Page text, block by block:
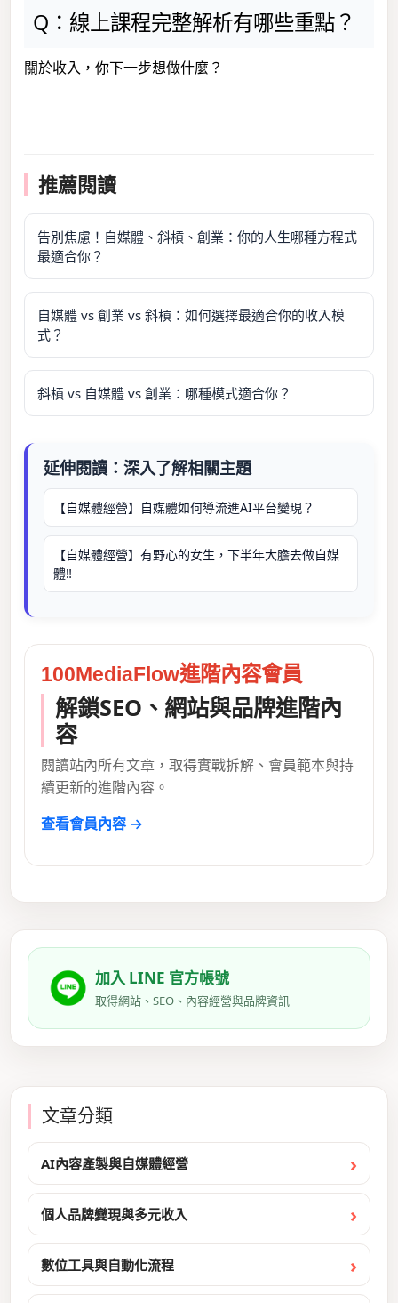
Q：線上課程完整解析有哪些重點？
關於收入，你下一步想做什麼？
推薦閱讀
告別焦慮！自媒體、斜槓、創業：你的人生哪種方程式
最適合你？
自媒體 vs 創業 vs 斜槓：如何選擇最適合你的收入模
式？
斜槓 vs 自媒體 vs 創業：哪種模式適合你？
延伸閱讀：深入了解相關主題
【自媒體經營】自媒體如何導流進AI平台變現？
【自媒體經營】有野心的女生，下半年大膽去做自媒
體‼️
100MediaFlow進階內容會員
解鎖SEO、網站與品牌進階內
容
閱讀站內所有文章，取得實戰拆解、會員範本與持
續更新的進階內容。
查看會員內容 →
加入 LINE 官方帳號
取得網站、SEO、內容經營與品牌資訊
文章分類
AI內容產製與自媒體經營
個人品牌變現與多元收入
數位工具與自動化流程